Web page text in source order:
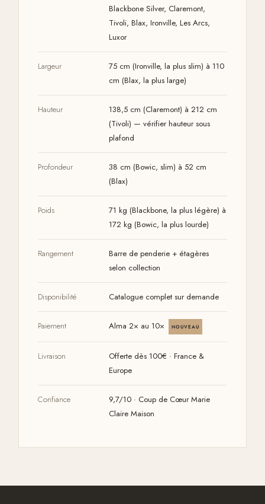
Blackbone Silver, Claremont,
Tivoli, Blax, Ironville, Les Arcs,
Luxor
Largeur
75 cm (Ironville, la plus slim) à 110
cm (Blax, la plus large)
Hauteur
138,5 cm (Claremont) à 212 cm
(Tivoli) — vérifier hauteur sous
plafond
Profondeur
38 cm (Bowic, slim) à 52 cm
(Blax)
Poids
71 kg (Blackbone, la plus légère) à
172 kg (Bowic, la plus lourde)
Rangement
Barre de penderie + étagères
selon collection
Disponibilité Catalogue complet sur demande
Paiement Alma 2× au 10× NOUVEAU
Livraison
Offerte dès 100€ · France &
Europe
Confiance
9,7/10 · Coup de Cœur Marie
Claire Maison